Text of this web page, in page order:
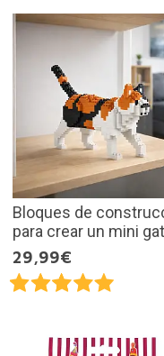
Bloques de
para crear un mini
29,99€